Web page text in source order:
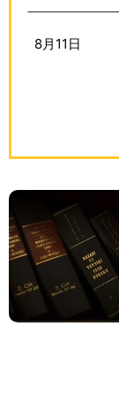
8月11日